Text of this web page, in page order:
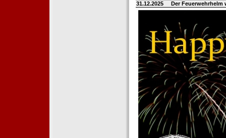
31.12.2025 Der